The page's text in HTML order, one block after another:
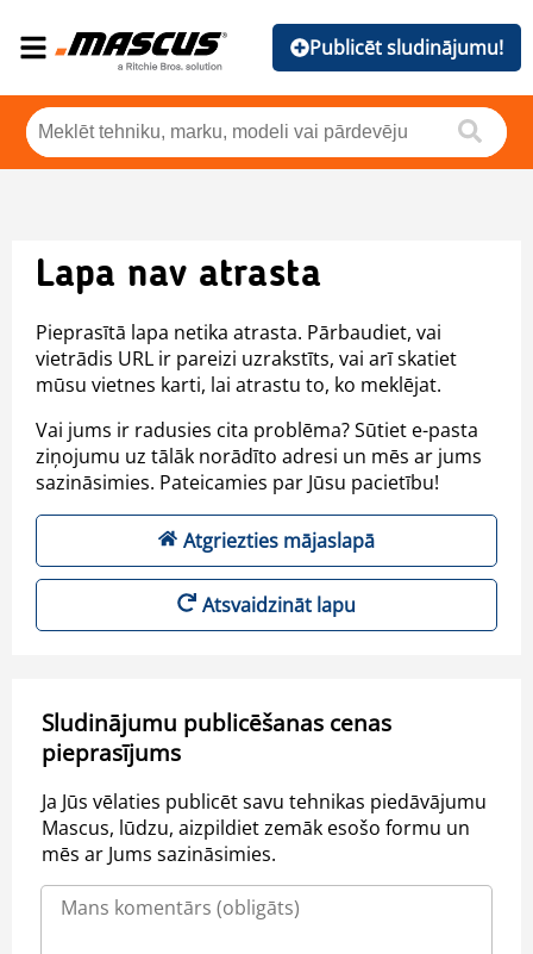
Publicēt sludinājumu!
Lapa nav atrasta
Pieprasītā lapa netika atrasta. Pārbaudiet, vai
vietrādis URL ir pareizi uzrakstīts, vai arī skatiet
mūsu vietnes karti, lai atrastu to, ko meklējat.
Vai jums ir radusies cita problēma? Sūtiet e-pasta
ziņojumu uz tālāk norādīto adresi un mēs ar jums
sazināsimies. Pateicamies par Jūsu pacietību!
Atgriezties mājaslapā
Atsvaidzināt lapu
Sludinājumu publicēšanas cenas
pieprasījums
Ja Jūs vēlaties publicēt savu tehnikas piedāvājumu
Mascus, lūdzu, aizpildiet zemāk esošo formu un
mēs ar Jums sazināsimies.